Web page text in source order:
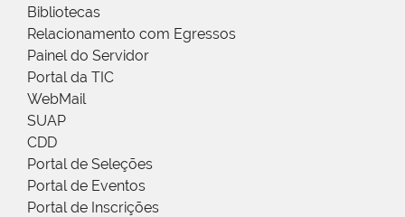
Bibliotecas
Relacionamento com Egressos
Painel do Servidor
Portal da TIC
WebMail
SUAP
CDD
Portal de Seleções
Portal de Eventos
Portal de Inscrições